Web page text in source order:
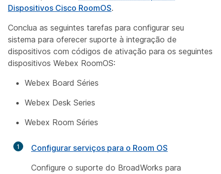
Dispositivos Cisco RoomOS.
Conclua as seguintes tarefas para configurar seu
sistema para oferecer suporte à integração de
dispositivos com códigos de ativação para os seguintes
dispositivos Webex RoomOS:
Webex Board Séries
Webex Desk Series
Webex Room Séries
1
Configurar serviços para o Room OS
Configure o suporte do BroadWorks para